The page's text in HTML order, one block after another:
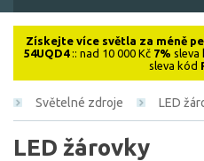
Získejte více světla za méně
54UQD4:: nad 10 000 Kč 7% sleva
sleva kód
Světelné zdroje LED
LED žárovky